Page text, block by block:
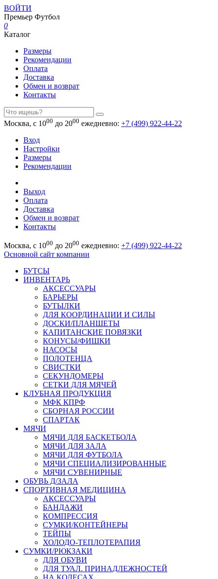
ВОЙТИ
Премьер Футбол
0
Каталог
Размеры
Рекомендации
Оплата
Доставка
Обмен и возврат
Контакты
Москва, с 1000 до 2000 ежедневно: +7 (499) 922-44-22
Вход
Настройки
Размеры
Рекомендации
Выход
Оплата
Доставка
Обмен и возврат
Контакты
Москва, с 1000 до 2000 ежедневно: +7 (499) 922-44-22
Основной сайт компании
БУТСЫ
ИНВЕНТАРЬ
АКСЕССУАРЫ
БАРЬЕРЫ
БУТЫЛКИ
ДЛЯ КООРДИНАЦИИ И СИЛЫ
ДОСКИ/ПЛАНШЕТЫ
КАПИТАНСКИЕ ПОВЯЗКИ
КОНУСЫ/ФИШКИ
НАСОСЫ
ПОЛОТЕНЦА
СВИСТКИ
СЕКУНДОМЕРЫ
СЕТКИ ДЛЯ МЯЧЕЙ
КЛУБНАЯ ПРОДУКЦИЯ
МФК КПРФ
СБОРНАЯ РОССИИ
СПАРТАК
МЯЧИ
МЯЧИ ДЛЯ БАСКЕТБОЛА
МЯЧИ ДЛЯ ЗАЛА
МЯЧИ ДЛЯ ФУТБОЛА
МЯЧИ СПЕЦИАЛИЗИРОВАННЫЕ
МЯЧИ СУВЕНИРНЫЕ
ОБУВЬ Д/ЗАЛА
СПОРТИВНАЯ МЕДИЦИНА
АКСЕССУАРЫ
БАНДАЖИ
КОМПРЕССИЯ
СУМКИ/КОНТЕЙНЕРЫ
ТЕЙПЫ
ХОЛОДО-ТЕПЛОТЕРАПИЯ
СУМКИ/РЮКЗАКИ
ДЛЯ ОБУВИ
ДЛЯ ТУАЛ. ПРИНАДЛЕЖНОСТЕЙ
НА КОЛЕСАХ